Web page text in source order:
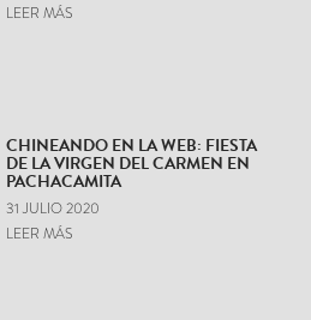
LEER MÁS
CHINEANDO EN LA WEB: FIESTA
DE LA VIRGEN DEL CARMEN EN
PACHACAMITA
31 JULIO 2020
LEER MÁS